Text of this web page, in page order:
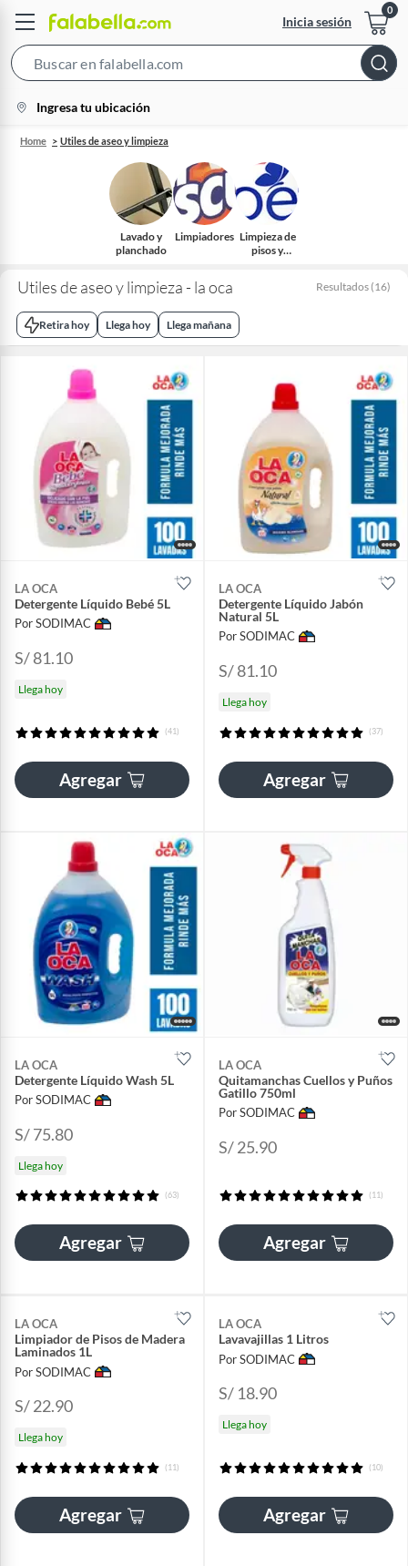
Inicia sesión
Bar
location-
icon
Ingresa tu ubicación
Home Utiles de aseo y limpieza
Lavado y
planchado
Limpiadores Limpieza de
pisos y
Utiles de aseo y limpieza - la oca Resultados (16)
Retira hoy Llega hoy Llega mañana
LA OCA
Detergente Líquido Bebé 5L
Por SODIMAC
S/ 81.10
Llega hoy
(41)
Agregar
LA OCA
Detergente Líquido Jabón
Natural 5L
Por SODIMAC
S/ 81.10
Llega hoy
(37)
Agregar
LA OCA
Detergente Líquido Wash 5L
Por SODIMAC
S/ 75.80
Llega hoy
(63)
Agregar
LA OCA
Quitamanchas Cuellos y Puños
Gatillo 750ml
Por SODIMAC
S/ 25.90
(11)
Agregar
LA OCA
Limpiador de Pisos de Madera
Laminados 1L
Por SODIMAC
S/ 22.90
Llega hoy
(11)
Agregar
LA OCA
Lavavajillas 1 Litros
Por SODIMAC
S/ 18.90
Llega hoy
(10)
Agregar